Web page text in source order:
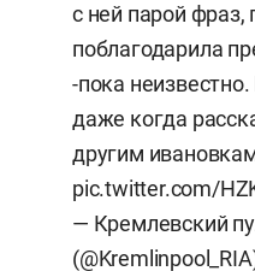
с ней парой фраз,
поблагодарила
-пока
даже когда
другим
pic.twitter.com/
— Кремлевский